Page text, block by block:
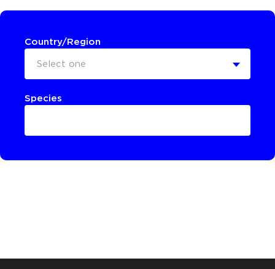
Country/Region
Select one
Species